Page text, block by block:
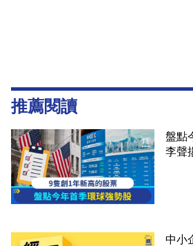
推薦閱讀
盤點
李聲
中小